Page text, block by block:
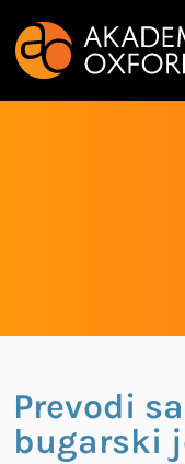
Prevodi
bugarski